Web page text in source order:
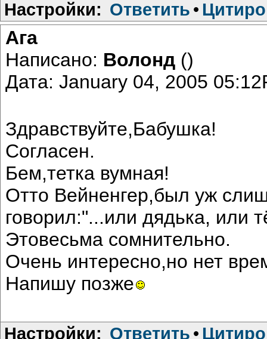
Настройки: Ответить •
Ага
Написано: Волонд ()
Дата: January 04, 2005
Здравствуйте,Бабушка!
Согласен.
Бем,тетка вумная!
Отто Вейненгер,был уж
говорил:"...или дядька, или
Этовесьма сомнительно.
Очень интересно,но нет
Напишу позже
Настройки: Ответить •